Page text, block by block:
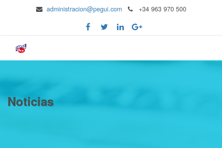
administracion@pegui.com +34 963 970 500
Noticias